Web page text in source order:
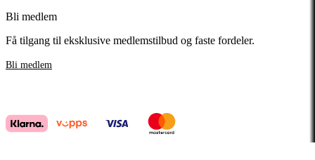
Bli medlem
Få tilgang til eksklusive medlemstilbud og faste fordeler.
Bli medlem